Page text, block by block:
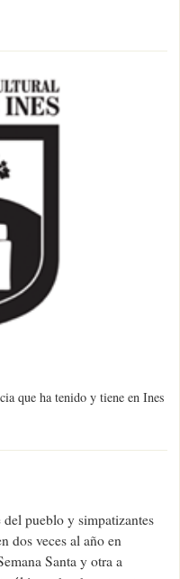
que ha tenido y tiene en Ines
pueblo y simpatizantes
dos veces al año en
Santa y otra a